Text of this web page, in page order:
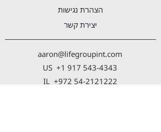
הצהרת נגישות
יצירת קשר
aaron@lifegroupint.com
US +1 917 543-4343
IL +972 54-2121222